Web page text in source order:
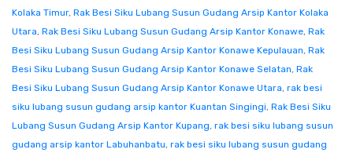
Kolaka Timur, Rak Besi Siku Lubang Susun Gudang Arsip Kantor Kolaka
Utara, Rak Besi Siku Lubang Susun Gudang Arsip Kantor Konawe, Rak
Besi Siku Lubang Susun Gudang Arsip Kantor Konawe Kepulauan, Rak
Besi Siku Lubang Susun Gudang Arsip Kantor Konawe Selatan, Rak
Besi Siku Lubang Susun Gudang Arsip Kantor Konawe Utara, rak besi
siku lubang susun gudang arsip kantor Kuantan Singingi, Rak Besi Siku
Lubang Susun Gudang Arsip Kantor Kupang, rak besi siku lubang susun
gudang arsip kantor Labuhanbatu, rak besi siku lubang susun gudang